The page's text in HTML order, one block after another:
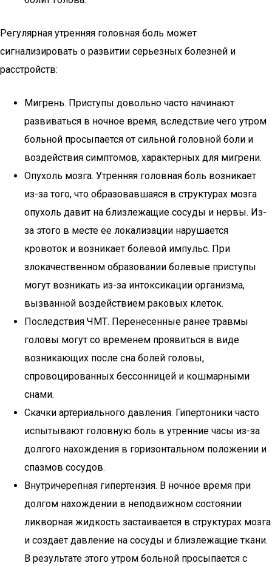
Регулярная утренняя головная боль может
сигнализировать о развитии серьезных болезней и
расстройств:
Мигрень. Приступы довольно часто начинают
развиваться в ночное время, вследствие чего утром
больной просыпается от сильной головной боли и
воздействия симптомов, характерных для мигрени.
Опухоль мозга. Утренняя головная боль возникает
из-за того, что образовавшаяся в структурах мозга
опухоль давит на близлежащие сосуды и нервы. Из-
за этого в месте ее локализации нарушается
кровоток и возникает болевой импульс. При
злокачественном образовании болевые приступы
могут возникать из-за интоксикации организма,
вызванной воздействием раковых клеток.
Последствия ЧМТ. Перенесенные ранее травмы
головы могут со временем проявиться в виде
возникающих после сна болей головы,
спровоцированных бессонницей и кошмарными
снами.
Скачки артериального давления. Гипертоники часто
испытывают головную боль в утренние часы из-за
долгого нахождения в горизонтальном положении и
спазмов сосудов.
Внутричерепная гипертензия. В ночное время при
долгом нахождении в неподвижном состоянии
ликворная жидкость застаивается в структурах мозга
и создает давление на сосуды и близлежащие ткани.
В результате этого утром больной просыпается с